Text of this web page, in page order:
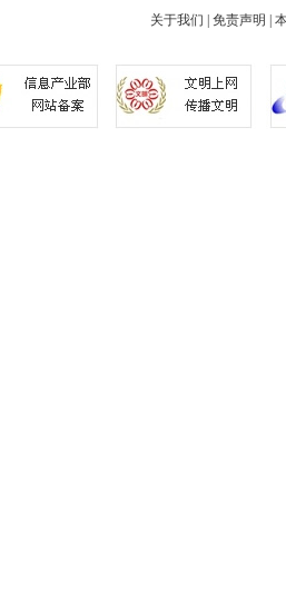
关于我们 免责声明